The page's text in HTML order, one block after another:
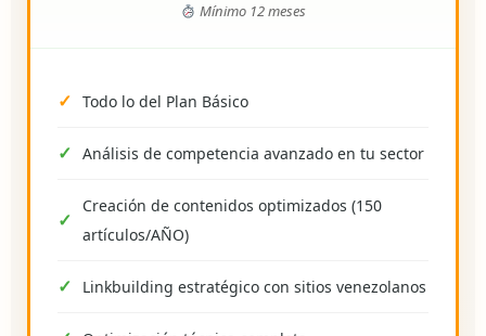
Mínimo 12 meses
Todo lo del Plan Básico
Análisis de competencia avanzado en tu sector
Creación de contenidos optimizados (150
artículos/AÑO)
Linkbuilding estratégico con sitios venezolanos